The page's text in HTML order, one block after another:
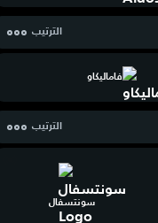
الترتيب
فاماليكاو
الترتيب
سونتسفال